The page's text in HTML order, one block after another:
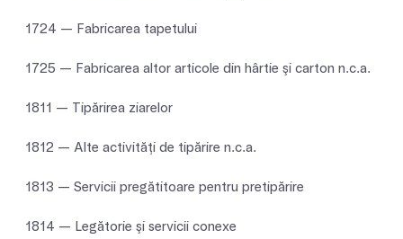
1724 — Fabricarea tapetului
1725 — Fabricarea altor articole din hârtie şi carton n.c.a.
1811 — Tipărirea ziarelor
1812 — Alte activităţi de tipărire n.c.a.
1813 — Servicii pregătitoare pentru pretipărire
1814 — Legătorie şi servicii conexe